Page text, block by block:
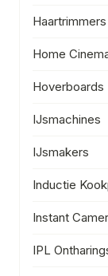
Haartrimmers
Home
Hoverboards
IJsmachines
IJsmakers
Inductie
Instant
IPL